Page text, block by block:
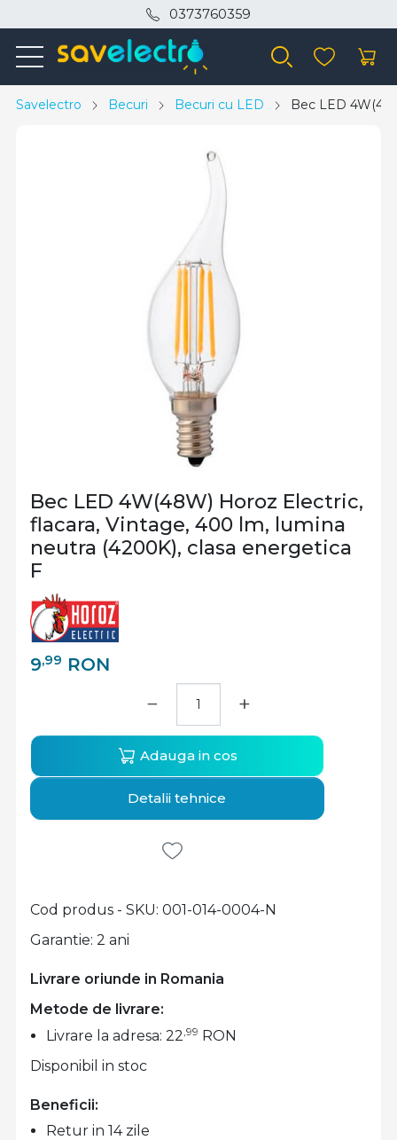
0373760359
Savelectro Becuri Becuri cu LED Bec LED
Bec LED 4W(48W) Horoz Electric,
flacara, Vintage, 400 lm, lumina
neutra (4200K), clasa energetica
F
9,99 RON
Livrare oriunde in Romania
Cod produs - SKU 001-014-0004-N
Metode de livrare:
Livrare la adresa: 22,99 RON
Disponibil in stoc
− +
Adauga in cos
Detalii tehnice
Garantie: 2 ani
Beneficii:
Retur in 14 zile